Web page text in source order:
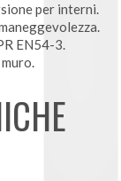
per interni.
EN54-3.